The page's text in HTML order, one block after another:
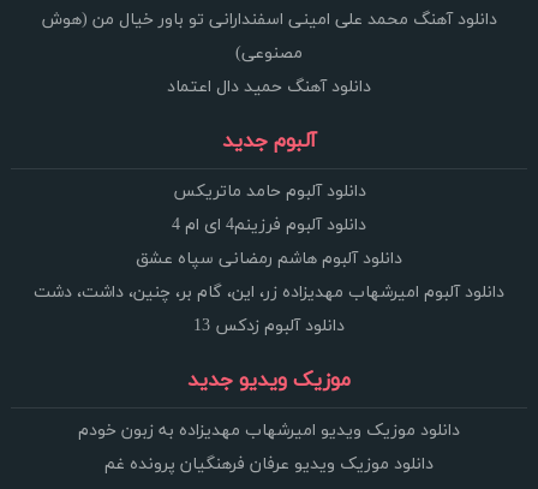
دانلود آهنگ محمد علی امینی اسفندارانی تو باور خیال من (هوش
مصنوعی)
دانلود آهنگ حمید دال اعتماد
آلبوم جدید
دانلود آلبوم حامد ماتریکس
دانلود آلبوم فرزینم4 ای ام 4
دانلود آلبوم هاشم رمضانی سپاه عشق
دانلود آلبوم امیرشهاب مهدیزاده زر، این، گام بر، چنین، داشت، دشت
دانلود آلبوم زدکس 13
موزیک ویدیو جدید
دانلود موزیک ویدیو امیرشهاب مهدیزاده به زبون خودم
دانلود موزیک ویدیو عرفان فرهنگیان پرونده غم